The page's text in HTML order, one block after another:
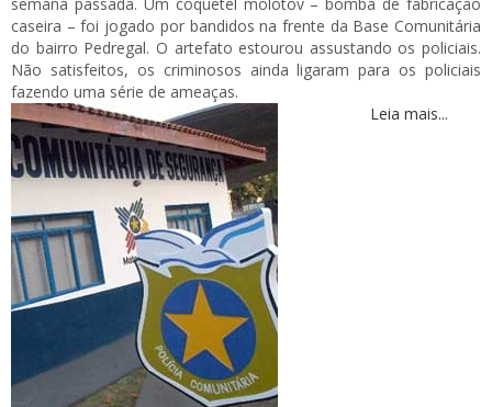
caseira – foi jogado por bandidos na frente da Base Comunitária
do bairro Pedregal. O artefato estourou assustando os policiais.
Não satisfeitos, os criminosos ainda ligaram para os policiais
fazendo uma série de ameaças.
Leia mais...